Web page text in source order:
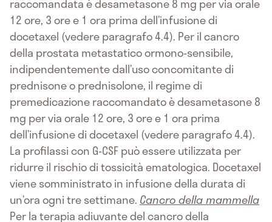
12 ore, 3 ore e 1 ora prima dell’infusione di
docetaxel (vedere paragrafo 4.4). Per il cancro
della prostata metastatico ormono-sensibile,
indipendentemente dall’uso concomitante di
prednisone o prednisolone, il regime di
premedicazione raccomandato è desametasone 8
mg per via orale 12 ore, 3 ore e 1 ora prima
dell’infusione di docetaxel (vedere paragrafo 4.4).
La profilassi con G-CSF può essere utilizzata per
ridurre il rischio di tossicità ematologica. Docetaxel
viene somministrato in infusione della durata di
un’ora ogni tre settimane. Cancro della mammella
Per la terapia adiuvante del cancro della